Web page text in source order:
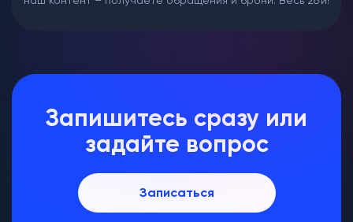
Запишитесь сразу или
задайте вопрос
Записаться